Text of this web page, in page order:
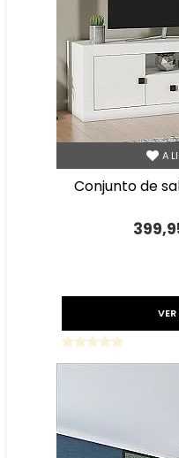
A
conjunto de